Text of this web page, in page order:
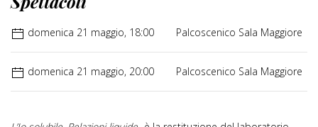
domenica 21 maggio, 18:00 Palcoscenico Sala Maggiore
domenica 21 maggio, 20:00 Palcoscenico Sala Maggiore